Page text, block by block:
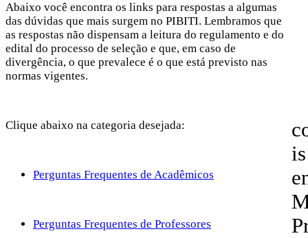
Abaixo você encontra os links para respostas a algumas
das dúvidas que mais surgem no PIBITI. Lembramos que
as respostas não dispensam a leitura do regulamento e do
edital do processo de seleção e que, em caso de
divergência, o que prevalece é o que está previsto nas
normas vigentes.
Clique abaixo na categoria desejada:
Perguntas Frequentes de Acadêmicos
Perguntas Frequentes de Professores